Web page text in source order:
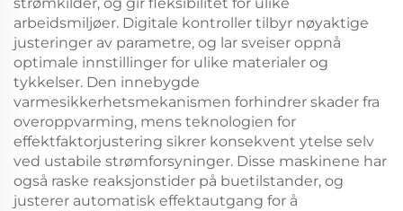
arbeidsmiljøer. Digitale kontroller tilbyr nøyaktige
justeringer av parametre, og lar sveiser oppnå
optimale innstillinger for ulike materialer og
tykkelser. Den innebygde
varmesikkerhetsmekanismen forhindrer skader fra
overoppvarming, mens teknologien for
effektfaktorjustering sikrer konsekvent ytelse selv
ved ustabile strømforsyninger. Disse maskinene har
også raske reaksjonstider på buetilstander, og
justerer automatisk effektautgang for å